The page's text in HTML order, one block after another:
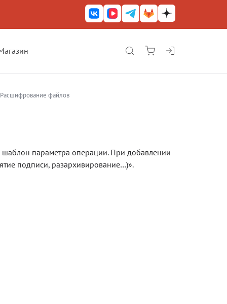
КриптоАРМ ГОСТ
КриптоАРМ Mobile
КриптоАРМ ID
Расшифрование файлов
параметра операции. При добавлении
подписи, разархивирование…)».